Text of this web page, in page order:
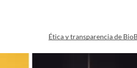
Ética y transparencia de